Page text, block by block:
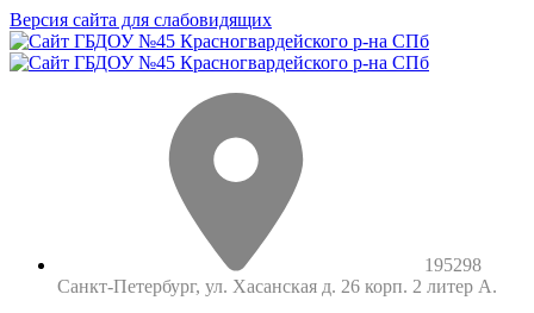
Версия сайта для слабовидящих
195298
Санкт-Петербург, ул. Хасанская д. 26 корп. 2 литер А.